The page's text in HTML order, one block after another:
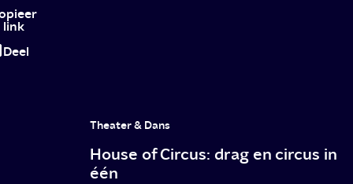
3
redenen
waarom
link
Deel
Theater & Dans
House of Circus: drag en circus in
één